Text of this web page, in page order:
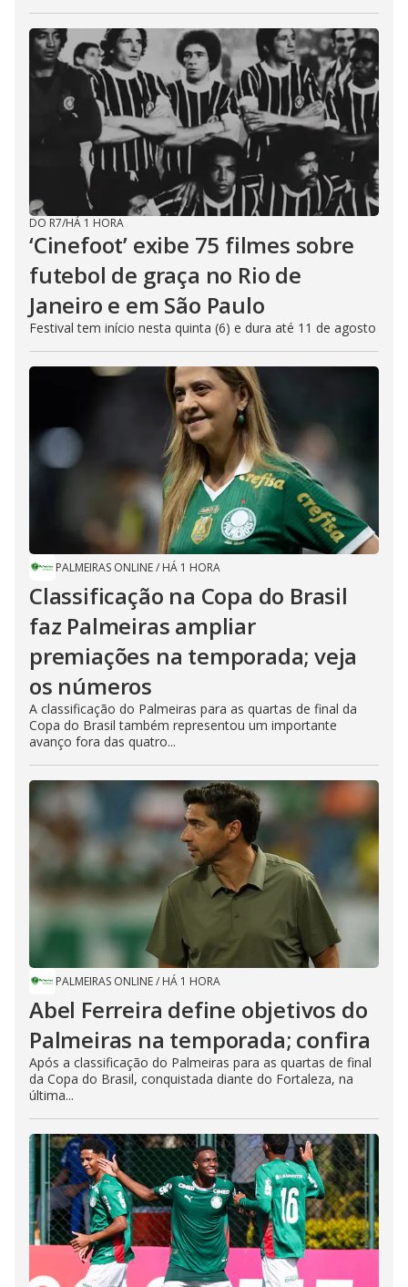
DO R7/HÁ 1 HORA
‘Cinefoot’ exibe 75 filmes sobre
futebol de graça no Rio de
Janeiro e em São Paulo
Festival tem início nesta quinta (6) e dura até 11 de agosto
PALMEIRAS ONLINE/ HÁ 1 HORA
Classificação na Copa do Brasil
faz Palmeiras ampliar
premiações na temporada; veja
os números
A classificação do Palmeiras para as quartas de final da
Copa do Brasil também representou um importante
avanço fora das quatro...
PALMEIRAS ONLINE/ HÁ 1 HORA
Abel Ferreira define objetivos do
Palmeiras na temporada; confira
Após a classificação do Palmeiras para as quartas de final
da Copa do Brasil, conquistada diante do Fortaleza, na
última...